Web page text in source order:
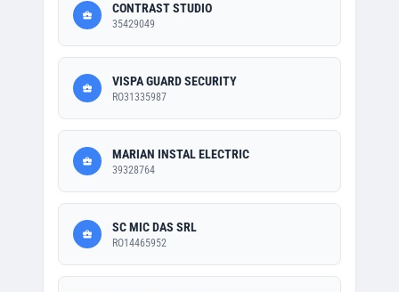
CONTRAST STUDIO
35429049
VISPA GUARD SECURITY
RO31335987
MARIAN INSTAL ELECTRIC
39328764
SC MIC DAS SRL
RO14465952